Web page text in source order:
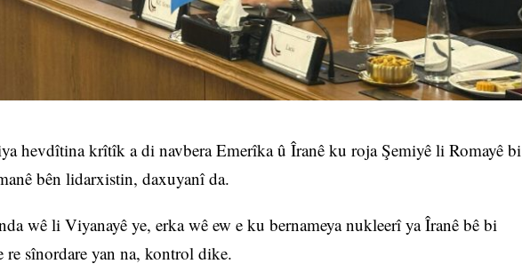
hevdîtina krîtîk a di navbera Emerîka û Îranê ku roja Şemiyê li Romayê bi
bên lidarxistin, daxuyanî da.
wê li Viyanayê ye, erka wê ew e ku bernameya nukleerî ya Îranê bê bi
re sînordare yan na, kontrol dike.